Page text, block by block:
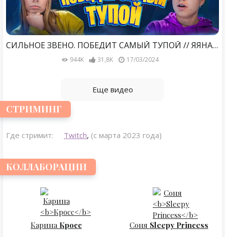
СИЛЬНОЕ ЗВЕНО. ПОБЕДИТ САМЫЙ ТУПОЙ // ЯЯНА, Дикий Даник, Янгер, Стас Кацуки, Аслан Шукаша
944K 31,8K 17/03/2024
Еще видео
СТРИМИНГ
Где стримит: Twitch, (с марта 2023 года)
КОЛЛАБОРАЦИИ
Карина Кросс Соня Sleepy Princess